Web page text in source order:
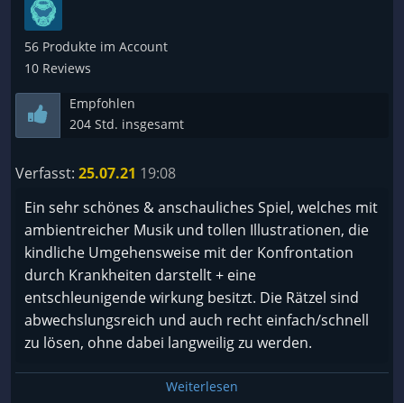
56 Produkte im Account
10 Reviews
Empfohlen
204 Std. insgesamt
Verfasst: 25.07.21 19:08
Ein sehr schönes & anschauliches Spiel, welches mit
ambientreicher Musik und tollen Illustrationen, die
kindliche Umgehensweise mit der Konfrontation
durch Krankheiten darstellt + eine
entschleunigende wirkung besitzt. Die Rätzel sind
abwechslungsreich und auch recht einfach/schnell
zu lösen, ohne dabei langweilig zu werden.
Weiterlesen